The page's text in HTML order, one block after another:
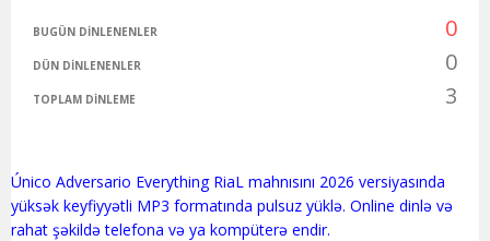
BUGÜN DINLENENLER 0
DÜN DINLENENLER 0
TOPLAM DINLEME 3
Único Adversario Everything RiaL mahnısını 2026 versiyasında
yüksək keyfiyyətli MP3 formatında pulsuz yüklə. Online dinlə və
rahat şəkildə telefona və ya kompüterə endir.